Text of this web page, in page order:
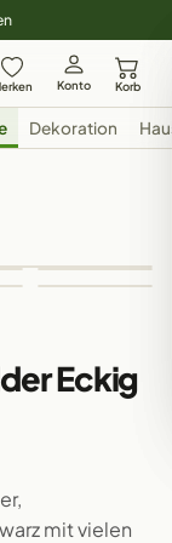
Konto Korb
Dekoration
Eckig
mit vielen